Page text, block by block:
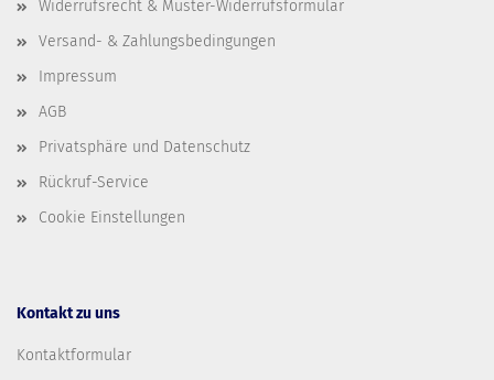
Widerrufsrecht & Muster-Widerrufsformular
Versand- & Zahlungsbedingungen
Impressum
AGB
Privatsphäre und Datenschutz
Rückruf-Service
Cookie Einstellungen
Kontakt zu uns
Kontaktformular